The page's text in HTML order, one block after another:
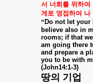
서 너희를 위하여
게로 영접하여 나
“ Do not let
believe also in
rooms; if that
am going there
and prepare a
you to be with
(John14:1-3)
땅의 기업